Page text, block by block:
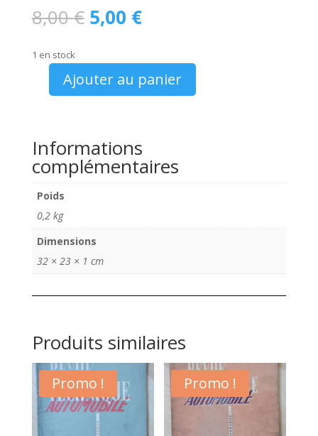
8,00€ Le
prix
était :
8,00 €.
5,00 €Le
prix
est :
5,00 €.
1 en stock
quantité
i20
2009
Ajouter au panier
Informations
complémentaires
Poids
0,2 kg
Dimensions
32 × 23 × 1 cm
Produits similaires
Promo ! Promo !